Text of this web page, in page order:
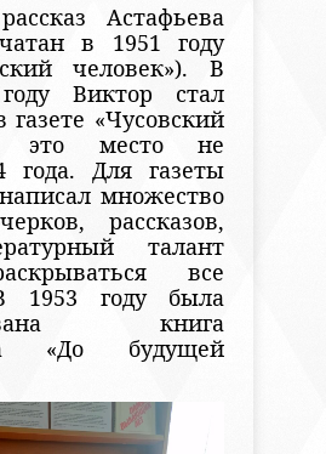
Астафьева
в 1951 году
человек»). В
Виктор стал
газете «Чусовский
это место не
года. Для газеты
множество
рассказов,
талант
все
1953 году была
книга
«До будущей